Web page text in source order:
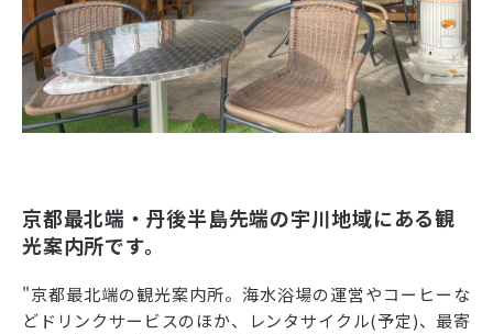
京都最北端・丹後半島先端の宇川地域にある観
光案内所です。
"京都最北端の観光案内所。海水浴場の運営やコーヒーな
どドリンクサービスのほか、レンタサイクル(予定)、最寄